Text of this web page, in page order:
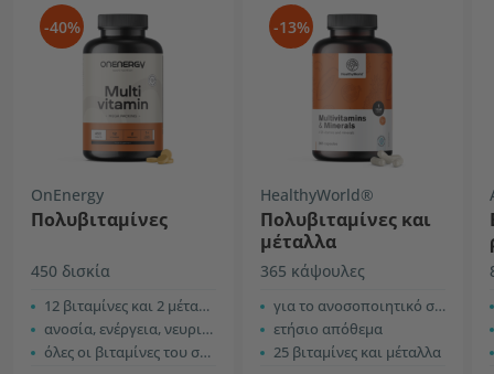
-40%
OnEnergy
Πολυβιταμίνες
450 δισκία
12 βιταμίνες και 2 μέταλλα
ανοσία, ενέργεια, νευρικό σύστημα, κ.α.
όλες οι βιταμίνες του συμπλέγματος B
-13%
HealthyWorld®
Πολυβιταμίνες και
μέταλλα
365 κάψουλες
για το ανοσοποιητικό σύστημα και την ενέργεια
ετήσιο απόθεμα
25 βιταμίνες και μέταλλα